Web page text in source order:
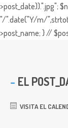
>post_date)).".jpg";
"/".date("Y/m/
>post_name; } //
EL
VISITA EL